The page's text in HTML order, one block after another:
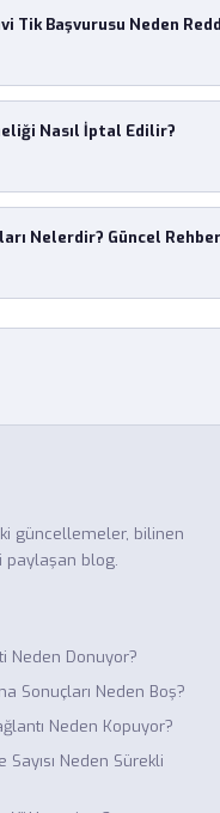
Tik Başvurusu Neden
Nasıl İptal Edilir?
Nelerdir? Güncel Rehber
güncellemeler, bilinen
paylaşan blog.
Neden Donuyor?
Sonuçları Neden Boş?
Neden Kopuyor?
Neden Sürekli